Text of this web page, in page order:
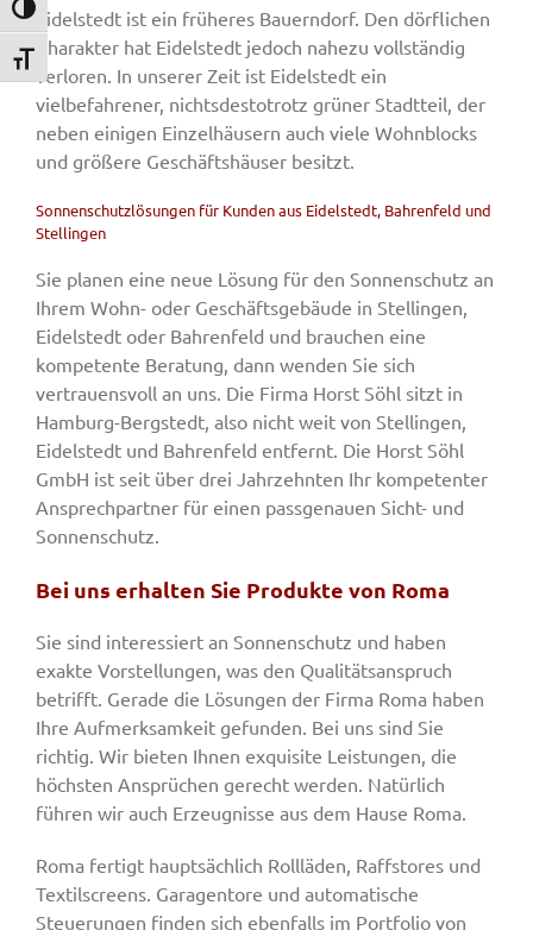
Umschalten auf hohe Kontraste
Schrift vergrößern
Eidelstedt ist ein früheres Bauerndorf. Den dörflichen
Charakter hat Eidelstedt jedoch nahezu vollständig
verloren. In unserer Zeit ist Eidelstedt ein
vielbefahrener, nichtsdestotrotz grüner Stadtteil, der
neben einigen Einzelhäusern auch viele Wohnblocks
und größere Geschäftshäuser besitzt.
Sonnenschutzlösungen für Kunden aus Eidelstedt, Bahrenfeld und
Stellingen
Sie planen eine neue Lösung für den Sonnenschutz an
Ihrem Wohn- oder Geschäftsgebäude in Stellingen,
Eidelstedt oder Bahrenfeld und brauchen eine
kompetente Beratung, dann wenden Sie sich
vertrauensvoll an uns. Die Firma Horst Söhl sitzt in
Hamburg-Bergstedt, also nicht weit von Stellingen,
Eidelstedt und Bahrenfeld entfernt. Die Horst Söhl
GmbH ist seit über drei Jahrzehnten Ihr kompetenter
Ansprechpartner für einen passgenauen Sicht- und
Sonnenschutz.
Bei uns erhalten Sie Produkte von Roma
Sie sind interessiert an Sonnenschutz und haben
exakte Vorstellungen, was den Qualitätsanspruch
betrifft. Gerade die Lösungen der Firma Roma haben
Ihre Aufmerksamkeit gefunden. Bei uns sind Sie
richtig. Wir bieten Ihnen exquisite Leistungen, die
höchsten Ansprüchen gerecht werden. Natürlich
führen wir auch Erzeugnisse aus dem Hause Roma.
Roma fertigt hauptsächlich Rollläden, Raffstores und
Textilscreens. Garagentore und automatische
Steuerungen finden sich ebenfalls im Portfolio von